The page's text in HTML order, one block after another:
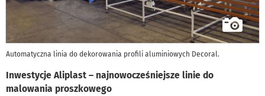
Automatyczna linia do dekorowania profili aluminiowych Decoral.
Inwestycje Aliplast – najnowocześniejsze linie do
malowania proszkowego